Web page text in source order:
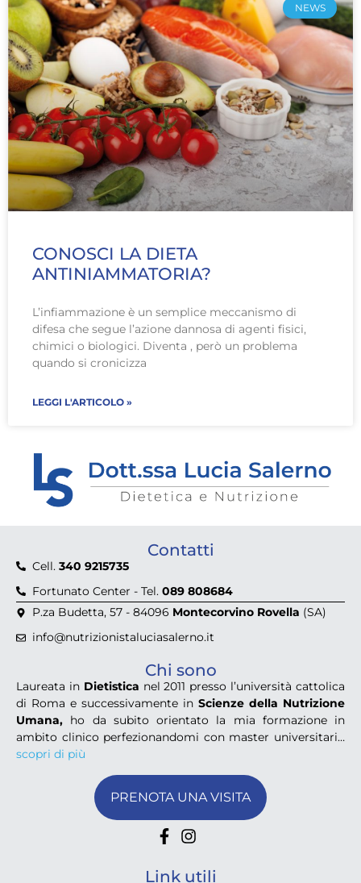
NEWS
CONOSCI LA DIETA
ANTINIAMMATORIA?
L’infiammazione è un semplice meccanismo di
difesa che segue l’azione dannosa di agenti fisici,
chimici o biologici. Diventa , però un problema
quando si cronicizza
LEGGI L'ARTICOLO »
Contatti
Cell. 340 9215735
Fortunato Center - Tel. 089 808684
P.za Budetta, 57 - 84096 Montecorvino Rovella (SA)
info@nutrizionistaluciasalerno.it
Chi sono
Laureata in Dietistica nel 2011 presso l’università cattolica
di Roma e successivamente in Scienze della Nutrizione
Umana, ho da subito orientato la mia formazione in
ambito clinico perfezionandomi con master universitari…
scopri di più
PRENOTA UNA VISITA
Link utili